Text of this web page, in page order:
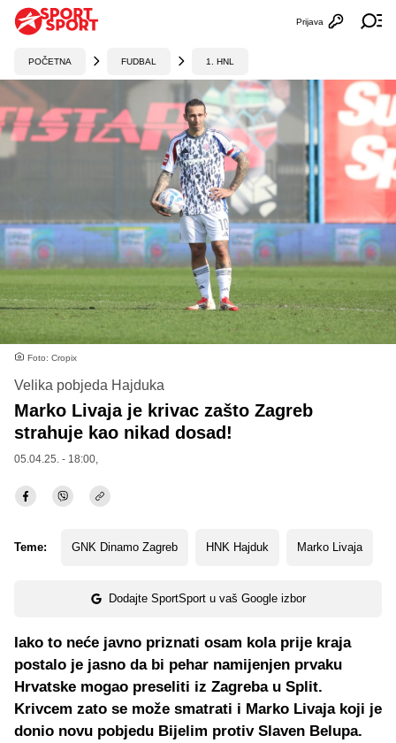
Otvori
Prijava
POČETNA FUDBAL 1. HNL
Foto: Cropix
Velika pobjeda Hajduka
Marko Livaja je krivac zašto Zagreb
strahuje kao nikad dosad!
05.04.25. - 18:00,
Teme: GNK Dinamo Zagreb HNK Hajduk Marko Livaja
Dodajte SportSport u vaš Google izbor
Iako to neće javno priznati osam kola prije kraja
postalo je jasno da bi pehar namijenjen prvaku
Hrvatske mogao preseliti iz Zagreba u Split.
Krivcem zato se može smatrati i Marko Livaja koji je
donio novu pobjedu Bijelim protiv Slaven Belupa.